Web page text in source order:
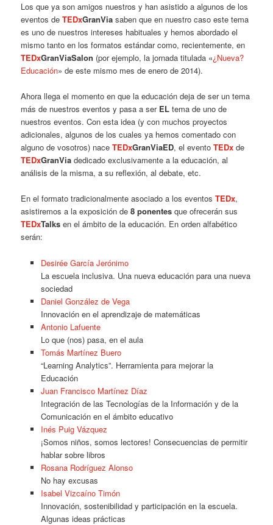
Los que ya son amigos nuestros y han asistido a algunos de los
eventos deTEDxGranVia saben que en nuestro caso este tema
es uno de nuestros intereses habituales y hemos abordado el
mismo tanto en los formatos estándar como, recientemente, en
TEDxGranViaSalon (por ejemplo, la jornada titulada «¿Nueva?
Educación» de este mismo mes de enero de 2014).
Ahora llega el momento en que la educación deja de ser un tema
más de nuestros eventos y pasa a ser EL tema de uno de
nuestros eventos. Con esta idea (y con muchos proyectos
adicionales, algunos de los cuales ya hemos comentado con
alguno de vosotros) naceTEDxGranViaED, el eventoTEDx de
TEDxGranVia dedicado exclusivamente a la educación, al
análisis de la misma, a su reflexión, al debate, etc.
En el formato tradicionalmente asociado a los eventosTEDx,
asistiremos a la exposición de8 ponentes que ofrecerán sus
TEDxTalks en el ámbito de la educación. En orden alfabético
serán:
Desirée García Jerónimo
La escuela inclusiva. Una nueva educación para una nueva
sociedad
Daniel González de Vega
Innovación en el aprendizaje de matemáticas
Antonio Lafuente
Lo que (nos) pasa, en el aula
Tomás Martínez Buero
“Learning Analytics”. Herramienta para mejorar la
Educación
Juan Francisco Martínez Díaz
Integración de las Tecnologías de la Información y de la
Comunicación en el ámbito educativo
Inés Puig Vázquez
¡Somos niños, somos lectores! Consecuencias de permitir
hablar sobre libros
Rosana Rodríguez Alonso
No hay excusas
Isabel Vizcaíno Timón
Innovación, sostenibilidad y participación en la escuela.
Algunas ideas prácticas